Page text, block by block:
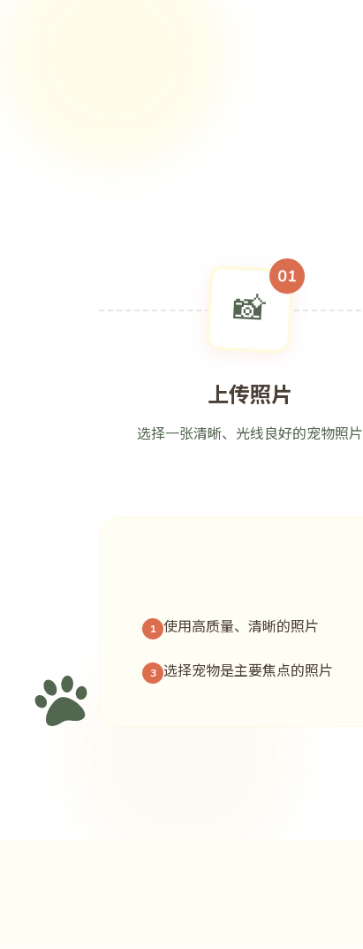
📸
01
上传照片
选择一张清晰、光线良好的宠物照片
1 使用高质量、清晰的照片
3 选择宠物是主要焦点的照片